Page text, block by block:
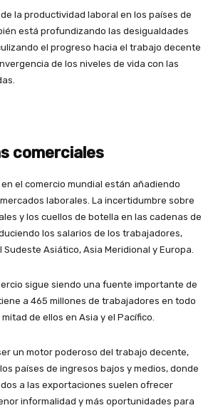
la productividad laboral en los países de
está profundizando las desigualdades
el progreso hacia el trabajo decente
de los niveles de vida con las
comerciales
el comercio mundial están añadiendo
laborales. La incertidumbre sobre
y los cuellos de botella en las cadenas de
los salarios de los trabajadores,
Asiático, Asia Meridional y Europa.
sigue siendo una fuente importante de
a 465 millones de trabajadores en todo
de ellos en Asia y el Pacífico.
un motor poderoso del trabajo decente,
países de ingresos bajos y medios, donde
a las exportaciones suelen ofrecer
informalidad y más oportunidades para